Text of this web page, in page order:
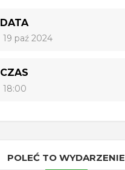
DATA
19 paź 2024
CZAS
18:00
POLEĆ TO WYDARZENIE